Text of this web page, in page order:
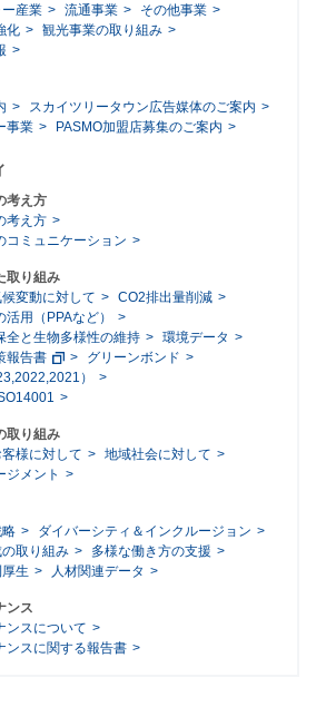
産業 流通事業
その他事業
化
観光事業の取り組み
スカイツリータウン広告媒体のご案内
事業
PASMO加盟店募集のご案内
考え方
考え方
コミュニケーション
取り組み
変動に対して
CO2排出量削減
用（PPAなど）
全と生物多様性の維持
環境データ
報告書
グリーンボンド
）
取り組み
客様に対して
地域社会に対して
ジメント
略
ダイバーシティ＆インクルージョン
の取り組み
多様な働き方の支援
生 人材関連データ
ンス
ンスについて
ンスに関する報告書